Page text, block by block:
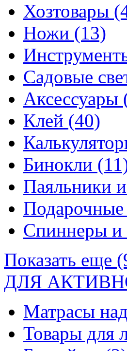
Хозтовары
Ножи (13)
Садовые
Аксессуары
Клей (40)
Бинокли
Паяльники
Подарочные
Спиннеры и
Показать еще
ДЛЯ
Матрасы
Товары для